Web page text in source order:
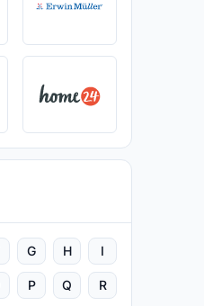
G H I
P Q R